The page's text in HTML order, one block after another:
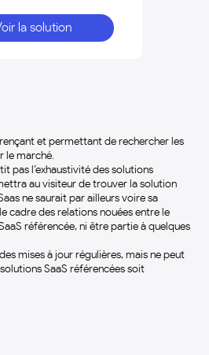
la solution
et permettant de rechercher les
le marché.
pas l’exhaustivité des solutions
au visiteur de trouver la solution
ne saurait par ailleurs voire sa
cadre des relations nouées entre le
référencée, ni être partie à quelques
mises à jour régulières, mais ne peut
SaaS référencées soit